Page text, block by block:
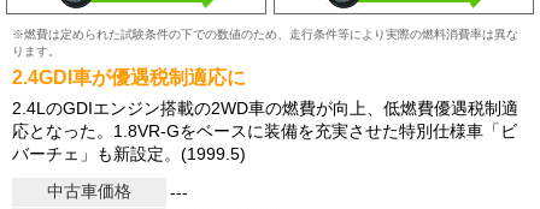
※燃費は定められた試験条件の下での数値のため、走行条件等により実際の燃料消費率は異な
ります。
2.4GDI車が優遇税制適応に
2.4LのGDIエンジン搭載の2WD車の燃費が向上、低燃費優遇税制適
応となった。1.8VR-Gをベースに装備を充実させた特別仕様車「ビ
バーチェ」も新設定。(1999.5)
中古車価格
---